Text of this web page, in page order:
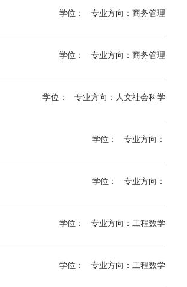
学位： 专业方向： 商务管理
学位： 专业方向： 商务管理
学位： 专业方向： 人文社会科学
学位： 专业方向：
学位： 专业方向：
学位： 专业方向： 工程数学
学位： 专业方向： 工程数学